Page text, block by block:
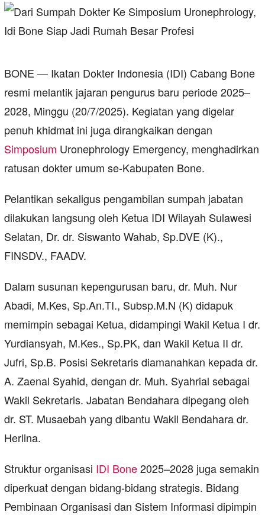
BONE — Ikatan Dokter Indonesia (IDI) Cabang Bone
resmi melantik jajaran pengurus baru periode 2025–
2028, Minggu (20/7/2025). Kegiatan yang digelar
penuh khidmat ini juga dirangkaikan dengan
Simposium Uronephrology Emergency, menghadirkan
ratusan dokter umum se-Kabupaten Bone.
Pelantikan sekaligus pengambilan sumpah jabatan
dilakukan langsung oleh Ketua IDI Wilayah Sulawesi
Selatan, Dr. dr. Siswanto Wahab, Sp.DVE (K).,
FINSDV., FAADV.
Dalam susunan kepengurusan baru, dr. Muh. Nur
Abadi, M.Kes, Sp.An.TI., Subsp.M.N (K) didapuk
memimpin sebagai Ketua, didampingi Wakil Ketua I dr.
Yurdiansyah, M.Kes., Sp.PK, dan Wakil Ketua II dr.
Jufri, Sp.B. Posisi Sekretaris diamanahkan kepada dr.
A. Zaenal Syahid, dengan dr. Muh. Syahrial sebagai
Wakil Sekretaris. Jabatan Bendahara dipegang oleh
dr. ST. Musaebah yang dibantu Wakil Bendahara dr.
Herlina.
Struktur organisasi IDI Bone2025–2028 juga semakin
diperkuat dengan bidang-bidang strategis. Bidang
Pembinaan Organisasi dan Sistem Informasi dipimpin